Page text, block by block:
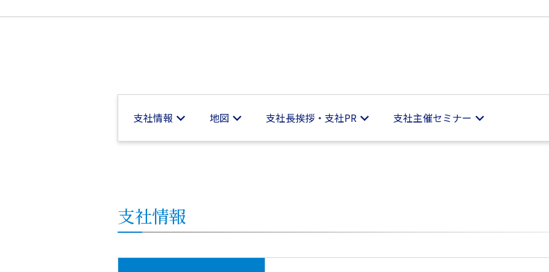
支社情報 地図 支社長挨拶・支社PR 支社主催セミナー
支社情報